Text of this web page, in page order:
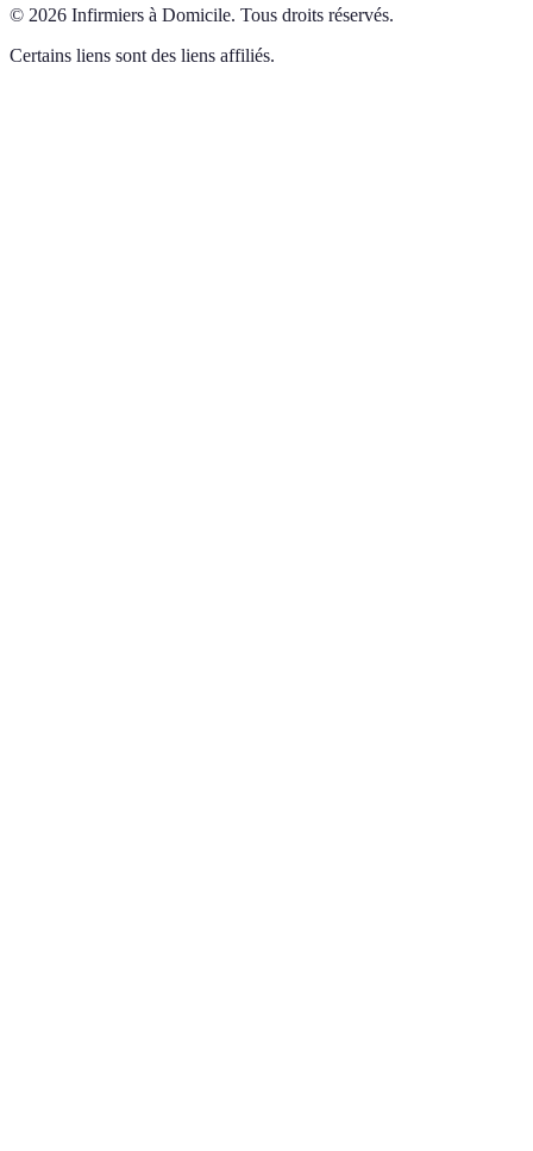
© 2026 Infirmiers à Domicile. Tous droits réservés.
Certains liens sont des liens affiliés.